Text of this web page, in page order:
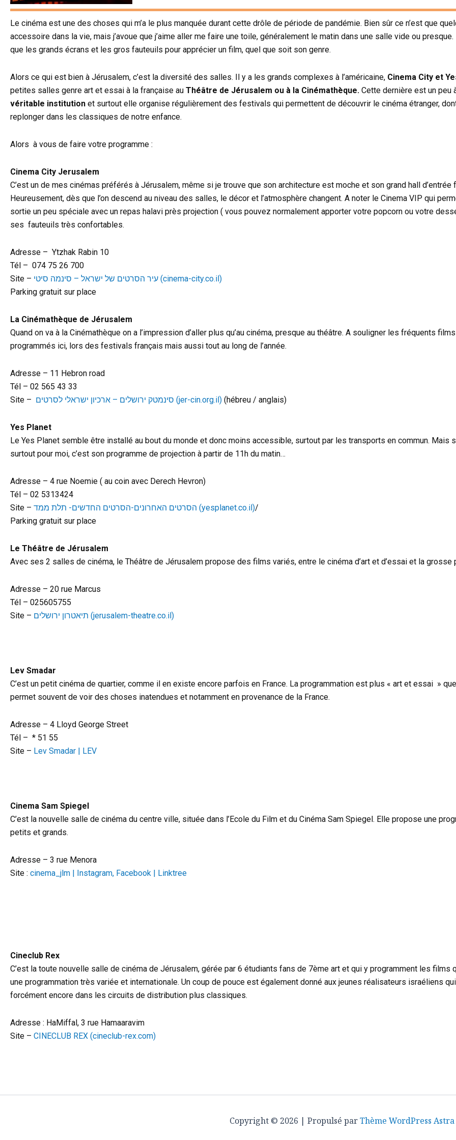
Le cinéma est une des choses qui m’a le plus manquée durant cette drôle de période de pandémie. Bien sûr ce n’est que
accessoire dans la vie, mais j’avoue que j’aime aller me faire une toile, généralement le matin dans une salle vide ou presque.
que les grands écrans et les gros fauteuils pour apprécier un film, quel que soit son genre.
Alors ce qui est bien à Jérusalem, c’est la diversité des salles. Il y a les grands complexes à l’américaine, Cinema City et
petites salles genre art et essai à la française au Théâtre de Jérusalem ou à la Cinémathèque. Cette dernière est un peu
véritable institution et surtout elle organise régulièrement des festivals qui permettent de découvrir le cinéma étranger,
replonger dans les classiques de notre enfance.
Alors à vous de faire votre programme :
Cinema City Jerusalem
C’est un de mes cinémas préférés à Jérusalem, même si je trouve que son architecture est moche et son grand hall d’entrée
Heureusement, dès que l’on descend au niveau des salles, le décor et l’atmosphère changent. A noter le Cinema VIP qui
sortie un peu spéciale avec un repas halavi près projection ( vous pouvez normalement apporter votre popcorn ou votre
ses fauteuils très confortables.
Adresse – Ytzhak Rabin 10
Tél – 074 75 26 700
Site –
עיר הסרטים של ישראל – סינמה סיטי (cinema-city.co.il)
Parking gratuit sur place
La Cinémathèque de Jérusalem
Quand on va à la Cinémathèque on a l’impression d’aller plus qu’au cinéma, presque au théâtre. A souligner les fréquents
programmés ici, lors des festivals français mais aussi tout au long de l’année.
Adresse – 11 Hebron road
Tél – 02 565 43 33
Site –
סינמטק ירושלים – ארכיון ישראלי לסרטים (jer-cin.org.il) (hébreu / anglais)
Yes Planet
Le Yes Planet semble être installé au bout du monde et donc moins accessible, surtout par les transports en commun. Mais
surtout pour moi, c’est son programme de projection à partir de 11h du matin…
Adresse – 4 rue Noemie ( au coin avec Derech Hevron)
Tél – 02 5313424
Site –
הסרטים האחרונים-הסרטים החדשים- תלת ממד (yesplanet.co.il)/
Parking gratuit sur place
Le Théâtre de Jérusalem
Avec ses 2 salles de cinéma, le Théâtre de Jérusalem propose des films variés, entre le cinéma d’art et d’essai et la grosse
Adresse – 20 rue Marcus
Tél – 025605755
Site –
תיאטרון ירושלים (jerusalem-theatre.co.il)
Lev Smadar
C’est un petit cinéma de quartier, comme il en existe encore parfois en France. La programmation est plus « art et essai »
permet souvent de voir des choses inatendues et notamment en provenance de la France.
Adresse – 4 Lloyd George Street
Tél – * 51 55
Site – Lev Smadar | LEV
Cinema Sam Spiegel
C’est la nouvelle salle de cinéma du centre ville, située dans l’Ecole du Film et du Cinéma Sam Spiegel. Elle propose une
petits et grands.
Adresse – 3 rue Menora
Site : cinema_jlm | Instagram, Facebook | Linktree
Cineclub Rex
C’est la toute nouvelle salle de cinéma de Jérusalem, gérée par 6 étudiants fans de 7ème art et qui y programment les films
une programmation très variée et internationale. Un coup de pouce est également donné aux jeunes réalisateurs israéliens
forcément encore dans les circuits de distribution plus classiques.
Adresse : HaMiffal, 3 rue Hamaaravim
Site – CINECLUB REX (cineclub-rex.com)
Copyright © 2026 | Propulsé parThème WordPress Astra